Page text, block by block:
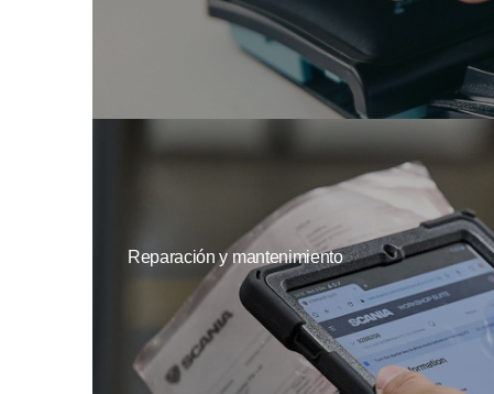
Reparación y mantenimiento